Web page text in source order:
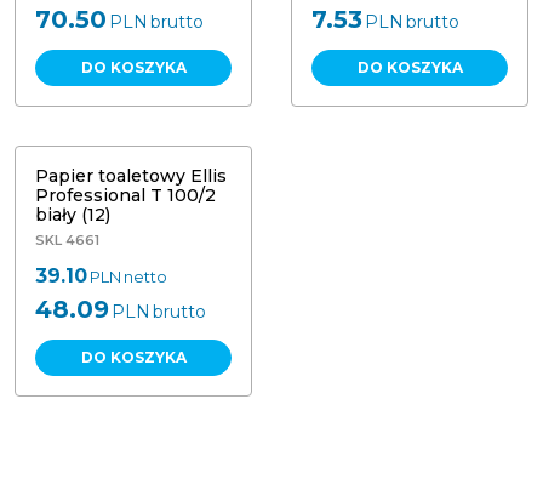
70.50 PLN brutto
DO KOSZYKA
7.53PLN brutto
DO KOSZYKA
Papier toaletowy Ellis
Professional T 100/2
biały (12)
SKL 4661
39.10PLN netto
48.09PLN brutto
DO KOSZYKA